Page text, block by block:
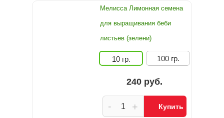
Мелисса Лимонная семена
для выращивания беби
листьев (зелени)
10 гр. 100 гр.
240 руб.
+
- Купить